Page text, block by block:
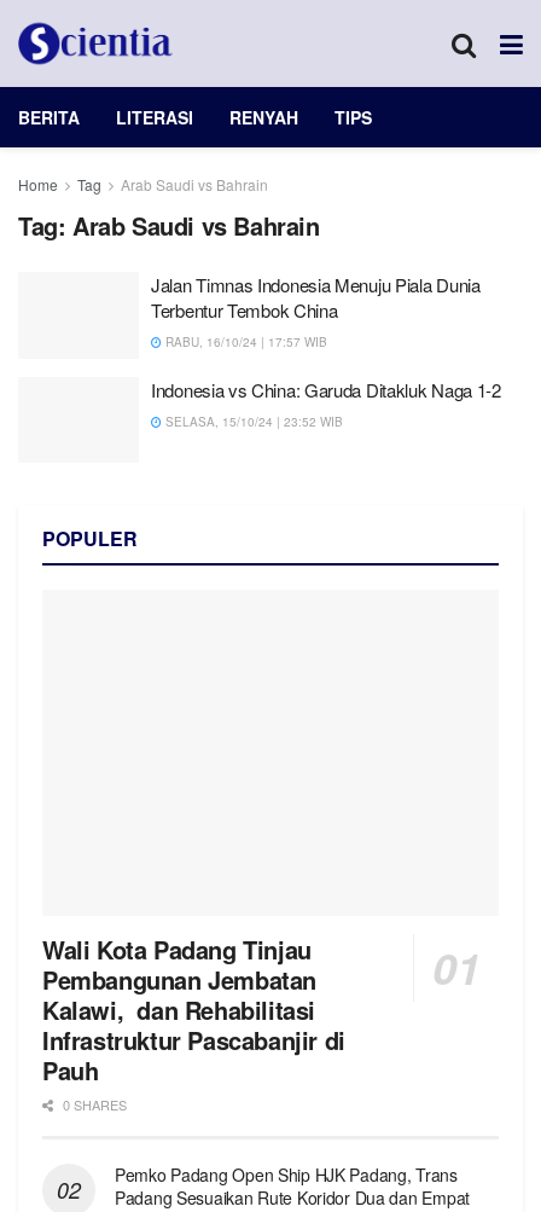
BERITA LITERASI RENYAH TIPS
Home Tag Arab Saudi vs Bahrain
Tag: Arab Saudi vs Bahrain
Jalan Timnas Indonesia Menuju Piala Dunia
Terbentur Tembok China
RABU, 16/10/24 | 17:57 WIB
Indonesia vs China: Garuda Ditakluk Naga 1-2
SELASA, 15/10/24 | 23:52 WIB
POPULER
Wali Kota Padang Tinjau
Pembangunan Jembatan
Kalawi, dan Rehabilitasi
Infrastruktur Pascabanjir di
Pauh
0 SHARES
Pemko Padang Open Ship HJK Padang, Trans
Padang Sesuaikan Rute Koridor Dua dan Empat